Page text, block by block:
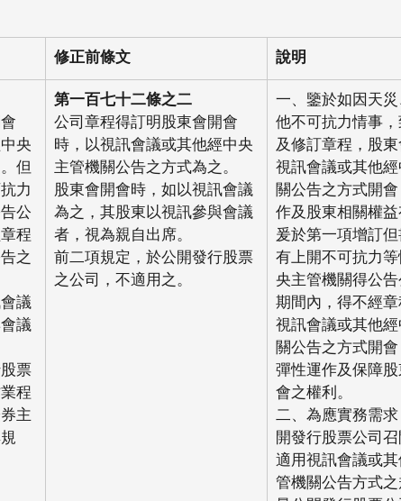
修正前條文
說明
央
但
力
公
程
之
議
議
票
程
主
第一百七十二條之二
公司章程得訂明股東會開會
時，以視訊會議或其他經中央
主管機關公告之方式為之。
股東會開會時，如以視訊會議
為之，其股東以視訊參與會議
者，視為親自出席。
前二項規定，於公開發行股票
之公司，不適用之。
一、鑒於如因天
他不可抗力情事
及修訂章程，股
視訊會議或其他
關公告之方式開
作及股東相關權益
爰於第一項增訂
有上開不可抗力
央主管機關得公
期間內，得不經
視訊會議或其他
關公告之方式開
彈性運作及保障
會之權利。
二、為應實務需
開發行股票公司
適用視訊會議或
管機關公告方式